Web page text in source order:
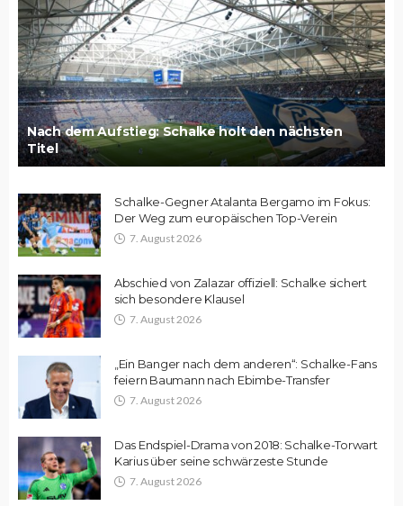
Nach dem Aufstieg: Schalke holt den nächsten
Titel
Schalke-Gegner Atalanta Bergamo im Fokus:
Der Weg zum europäischen Top-Verein
7. August 2026
Abschied von Zalazar offiziell: Schalke sichert
sich besondere Klausel
7. August 2026
„Ein Banger nach dem anderen“: Schalke-Fans
feiern Baumann nach Ebimbe-Transfer
7. August 2026
Das Endspiel-Drama von 2018: Schalke-Torwart
Karius über seine schwärzeste Stunde
7. August 2026